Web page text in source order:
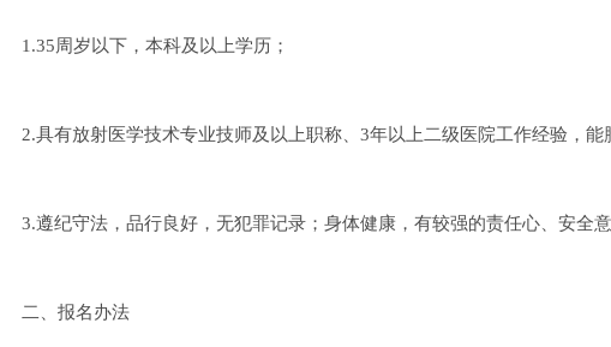
1.35周岁以下，本科及以上学历；
2.具有放射医学技术专业技师及以上职称、3年以上二级医院工作经验，能
3.遵纪守法，品行良好，无犯罪记录；身体健康，有较强的责任心、安全
二、报名办法